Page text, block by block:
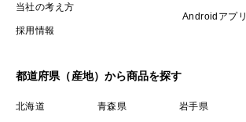
当社の考え方
採用情報
Androidアプリ
都道府県（産地）から商品を探す
北海道 青森県 岩手県